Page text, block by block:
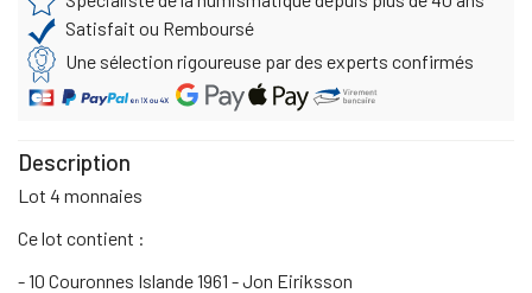
Satisfait ou Remboursé
Une sélection rigoureuse par des experts confirmés
Description
Lot 4 monnaies
Ce lot contient :
- 10 Couronnes Islande 1961 - Jon Eiriksson